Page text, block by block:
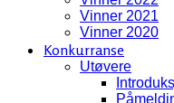
Vinner 2021
Vinner 2020
Konkurranse
Utøvere